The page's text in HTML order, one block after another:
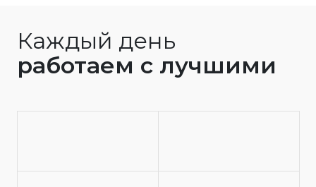
Каждый день
работаем с лучшими